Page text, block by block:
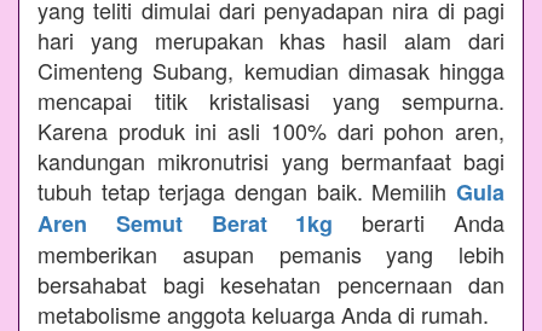
yang teliti dimulai dari penyadapan nira di pagi
hari yang merupakan khas hasil alam dari
Cimenteng Subang, kemudian dimasak hingga
mencapai titik kristalisasi yang sempurna.
Karena produk ini asli 100% dari pohon aren,
kandungan mikronutrisi yang bermanfaat bagi
tubuh tetap terjaga dengan baik. Memilih Gula
Aren Semut Berat 1kg berarti Anda
memberikan asupan pemanis yang lebih
bersahabat bagi kesehatan pencernaan dan
metabolisme anggota keluarga Anda di rumah.